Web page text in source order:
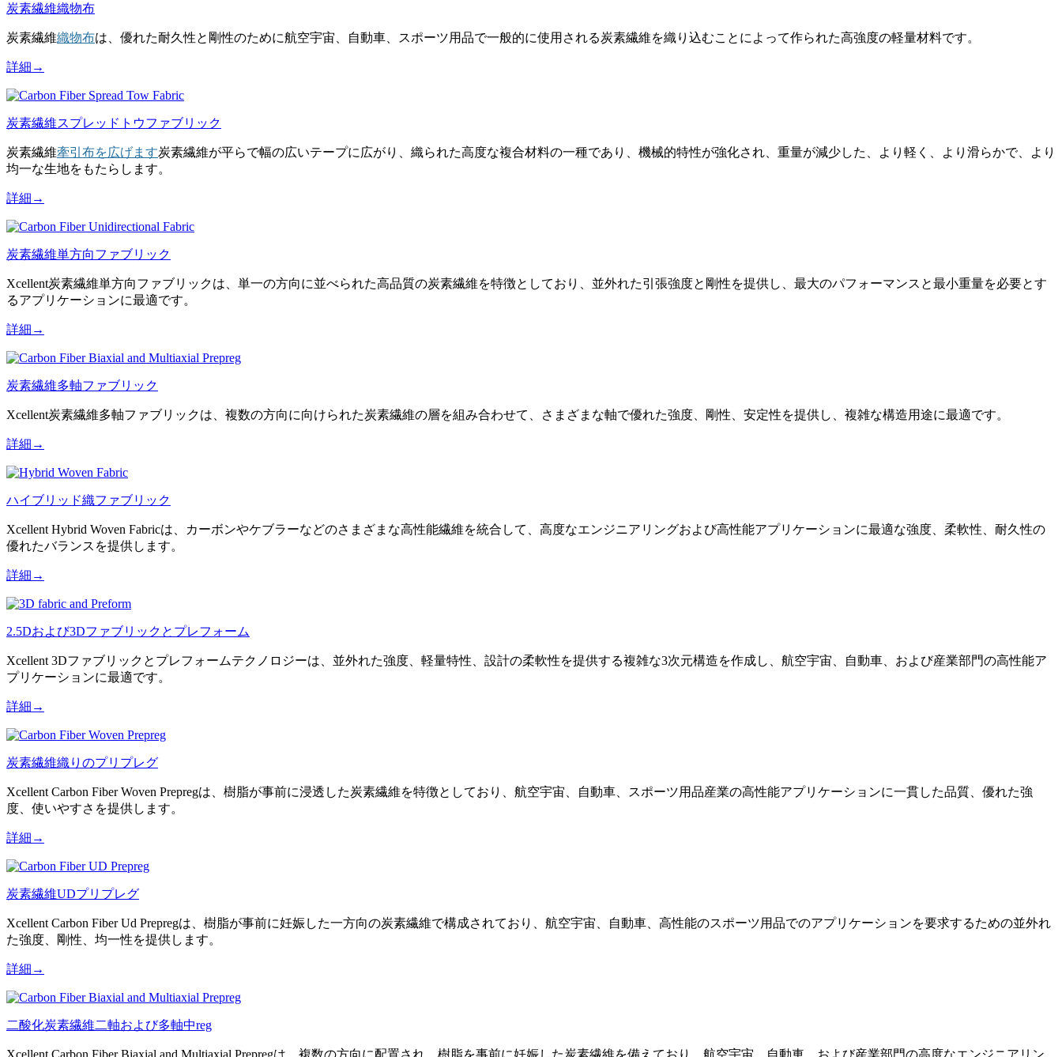
炭素繊維織物布
炭素繊維織物布は、優れた耐久性と剛性のために航空宇宙、自動車、スポーツ用品で一般的に使用される炭素繊維を織り込むことによって作られた高強度の軽量材料です。
詳細→
炭素繊維スプレッドトウファブリック
炭素繊維牽引布を広げます炭素繊維が平らで幅の広いテープに広がり、織られた高度な複合材料の一種であり、機械的特性が強化され、重量が減少した、より軽く、より滑らかで、より
均一な生地をもたらします。
詳細→
炭素繊維単方向ファブリック
Xcellent炭素繊維単方向ファブリックは、単一の方向に並べられた高品質の炭素繊維を特徴としており、並外れた引張強度と剛性を提供し、最大のパフォーマンスと最小重量を必要とす
るアプリケーションに最適です。
詳細→
炭素繊維多軸ファブリック
Xcellent炭素繊維多軸ファブリックは、複数の方向に向けられた炭素繊維の層を組み合わせて、さまざまな軸で優れた強度、剛性、安定性を提供し、複雑な構造用途に最適です。
詳細→
ハイブリッド織ファブリック
Xcellent Hybrid Woven Fabricは、カーボンやケブラーなどのさまざまな高性能繊維を統合して、高度なエンジニアリングおよび高性能アプリケーションに最適な強度、柔軟性、耐久性の
優れたバランスを提供します。
詳細→
2.5Dおよび3Dファブリックとプレフォーム
Xcellent 3Dファブリックとプレフォームテクノロジーは、並外れた強度、軽量特性、設計の柔軟性を提供する複雑な3次元構造を作成し、航空宇宙、自動車、および産業部門の高性能ア
プリケーションに最適です。
詳細→
炭素繊維織りのプリプレグ
Xcellent Carbon Fiber Woven Prepregは、樹脂が事前に浸透した炭素繊維を特徴としており、航空宇宙、自動車、スポーツ用品産業の高性能アプリケーションに一貫した品質、優れた強
度、使いやすさを提供します。
詳細→
炭素繊維UDプリプレグ
Xcellent Carbon Fiber Ud Prepregは、樹脂が事前に妊娠した一方向の炭素繊維で構成されており、航空宇宙、自動車、高性能のスポーツ用品でのアプリケーションを要求するための並外れ
た強度、剛性、均一性を提供します。
詳細→
二酸化炭素繊維二軸および多軸中reg
Xcellent Carbon Fiber Biaxial and Multiaxial Prepregは、複数の方向に配置され、樹脂を事前に妊娠した炭素繊維を備えており、航空宇宙、自動車、および産業部門の高度なエンジニアリン